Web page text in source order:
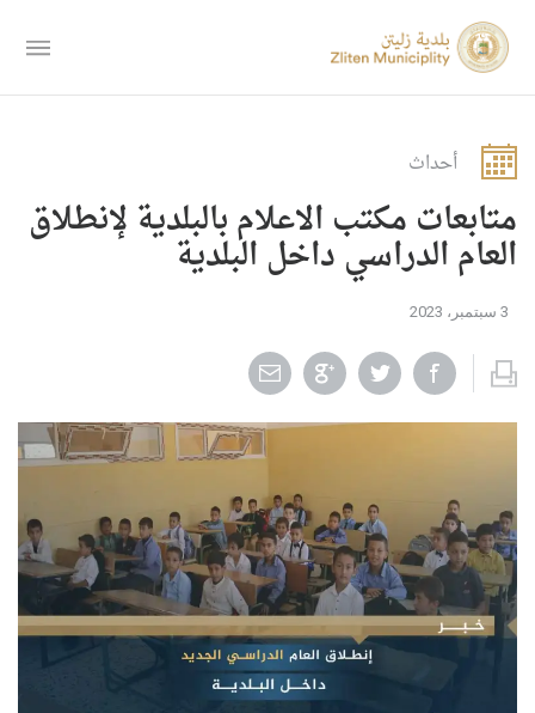
أحداث
متابعات مكتب الاعلام بالبلدية لإنطلاق
العام الدراسي داخل البلدية
3 سبتمبر، 2023